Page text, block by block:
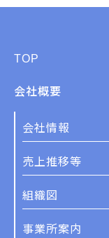
TOP
会社概要
会社情報
売上推移等
組織図
事業所案内